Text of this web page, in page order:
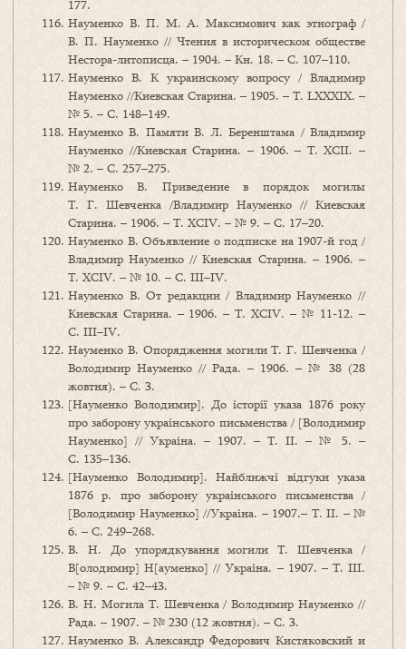
177.
Науменко В. П. М. А. Максимович как этнограф /
В. П. Науменко // Чтения в историческом обществе
Нестора-литописца. – 1904. – Кн. 18. – С. 107–110.
Науменко В. К украинскому вопросу / Владимир
Науменко //Киевская Старина. – 1905. – Т. LXXXІX. –
№ 5. – С. 148–149.
Науменко В. Памяти В. Л. Беренштама / Владимир
Науменко //Киевская Старина. – 1906. – Т. XCII. –
№ 2. – С. 257–275.
Науменко В. Приведение в порядок могилы
Т. Г. Шевченка /Владимир Науменко // Киевская
Старина. – 1906. – Т. XCIV. – № 9. – С. 17–20.
Науменко В. Объявление о подписке на 1907-й год /
Владимир Науменко // Киевская Старина. – 1906. –
Т. XCIV. – № 10. – С. III–IV.
Науменко В. От редакции / Владимир Науменко //
Киевская Старина. – 1906. – Т. XCIV. – № 11-12. –
С. III–IV.
Науменко В. Опорядження могили Т. Г. Шевченка /
Володимир Науменко // Рада. – 1906. – № 38 (28
жовтня). – С. 3.
[Науменко Володимир]. До історії указа 1876 року
про заборону украінського письменства / [Володимир
Науменко] // Украіна. – 1907. – Т. ІІ. – № 5. –
С. 135–136.
[Науменко Володимир]. Найближчі відгуки указа
1876 р. про заборону украінського письменства /
[Володимир Науменко] //Украіна. – 1907.– Т. ІІ. – №
6. – С. 249–268.
В. Н. До упорядкування могили Т. Шевченка /
В[олодимир] Н[ауменко] // Украіна. – 1907. – Т. ІІІ.
– № 9. – С. 42–43.
В. Н. Могила Т. Шевченка / Володимир Науменко //
Рада. – 1907. – № 230 (12 жовтня). – С. 3.
Науменко В. Александр Федорович Кистяковский и